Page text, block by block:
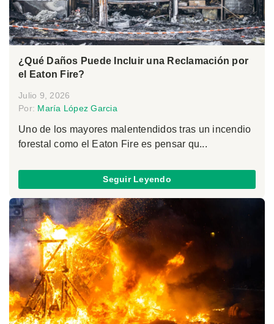
¿Qué Daños Puede Incluir una Reclamación por
el Eaton Fire?
Julio 9, 2026
Por: María López Garcia
Uno de los mayores malentendidos tras un incendio
forestal como el Eaton Fire es pensar qu...
Seguir Leyendo